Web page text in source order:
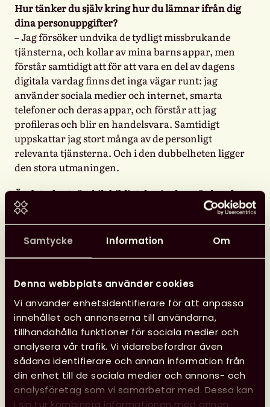
Samtycke Information Om
Denna webbplats använder cookies
Vi använder enhetsidentifierare för att anpassa
innehållet och annonserna till användarna,
tillhandahålla funktioner för sociala medier och
analysera vår trafik. Vi vidarebefordrar även
sådana identifierare och annan information från
din enhet till de sociala medier och annons- och
analysföretag som vi samarbetar med. Dessa kan
i sin tur kombinera informationen med annan
Hur tänker du själv kring hur du lämnar ifrån dig
dina personuppgifter?
– Jag försöker undvika de tydligt missbrukande
tjänsterna, och kollar av mina barns appar, men
förstår samtidigt att för att vara en del av dagens
digitala vardag finns det inga vägar runt: jag
använder sociala medier och internet, smarta
telefoner och deras appar, och förstår att jag
profileras och blir en handelsvara. Samtidigt
uppskattar jag stort många av de personligt
relevanta tjänsterna. Och i den dubbelheten ligger
den stora utmaningen.
Är det något särskilt bibliotekarier kan tänka på
vid råd och stöd till användare?
– Jag ser ett växande behov av något i stil med ”data
literacy”, det vill säga en medvetenhet om vilken
roll ens vardagliga och personliga information
Juridiskt och formellt sett har vi oftast gått med på
generellt omedvetna om det. Här finns en uppgift
även för biblioteken som kunskapsförmedlare att
höja medvetenheten och insikterna.
Denna intervju publicerade vi först på våra
medlemssidor i Biblioteksbladet nr 7 2017.